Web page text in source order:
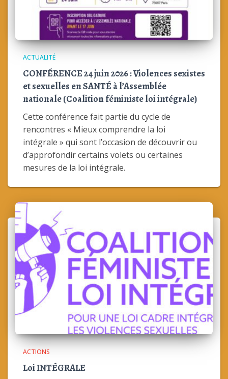
ACTUALITÉ
CONFÉRENCE 24 juin 2026 : Violences sexistes
et sexuelles en SANTÉ à l’Assemblée
nationale (Coalition féministe loi intégrale)
Cette conférence fait partie du cycle de
rencontres « Mieux comprendre la loi
intégrale » qui sont l’occasion de découvrir ou
d’approfondir certains volets ou certaines
mesures de la loi intégrale.
ACTIONS
Loi INTÉGRALE